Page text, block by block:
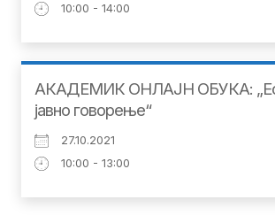
10:00 - 14:00
АКАДЕМИК ОНЛАЈН ОБУКА:
јавно говорење“
27.10.2021
10:00 - 13:00